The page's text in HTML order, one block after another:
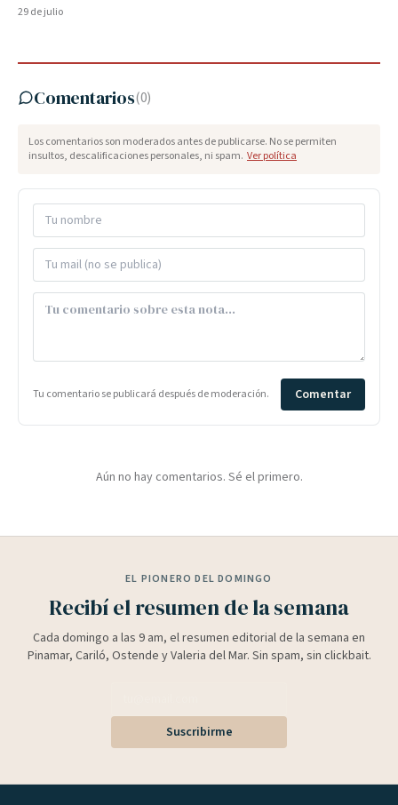
29 de julio
Comentarios(0)
Los comentarios son moderados antes de publicarse. No se permiten
insultos, descalificaciones personales, ni spam. Ver política
Tu comentario se publicará después de moderación. Comentar
Aún no hay comentarios. Sé el primero.
EL PIONERO DEL DOMINGO
Recibí el resumen de la semana
Cada domingo a las 9 am, el resumen editorial de la semana en
Pinamar, Cariló, Ostende y Valeria del Mar. Sin spam, sin clickbait.
Suscribirme